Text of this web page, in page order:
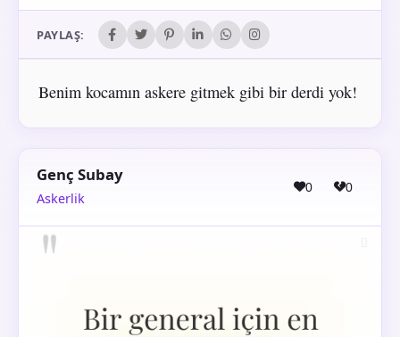
PAYLAŞ:
Benim kocamın askere gitmek gibi bir derdi yok!
Genç Subay
Askerlik
0 0